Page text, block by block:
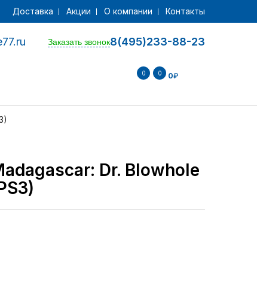
Доставка Акции О компании Контакты
8(495)233-88-23
Заказать звонок
0 0 0₽
Dr. Blowhole